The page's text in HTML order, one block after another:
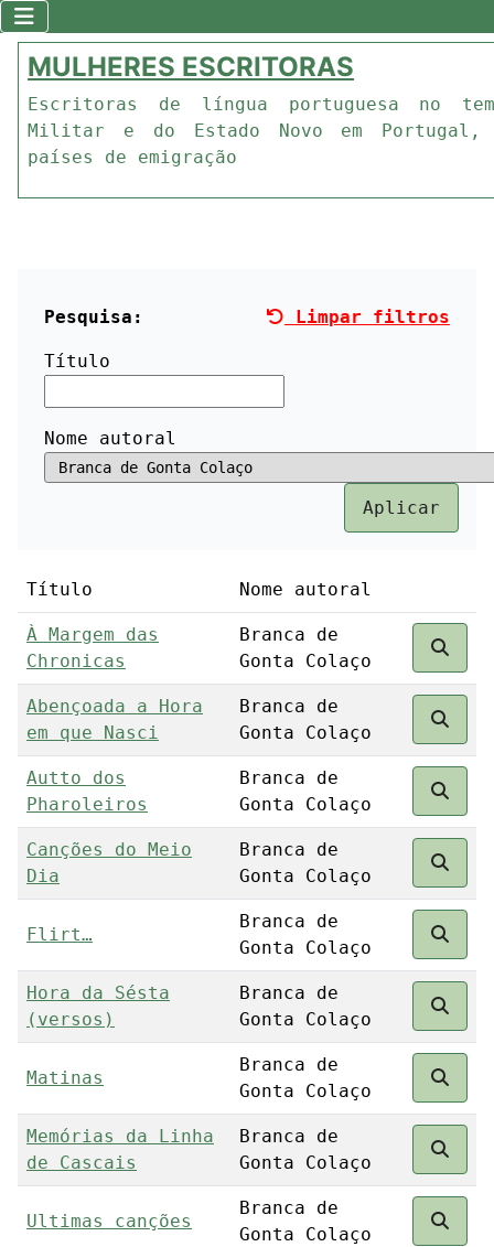
MULHERES ESCRITORAS
Escritoras de língua portuguesa no
Militar e do Estado Novo em
países de emigração
Pesquisa: Limpar filtros
Título
Nome autoral
Título Nome autoral
À Margem das
Chronicas
Branca de
Gonta Colaço
Abençoada a Hora
em que Nasci
Branca de
Gonta Colaço
Autto dos
Pharoleiros
Branca de
Gonta Colaço
Canções do Meio
Dia
Branca de
Gonta Colaço
Flirt…
Branca de
Gonta Colaço
Hora da Sésta
(versos)
Branca de
Gonta Colaço
Matinas
Branca de
Gonta Colaço
Memórias da Linha
de Cascais
Branca de
Gonta Colaço
Ultimas canções
Branca de
Gonta Colaço